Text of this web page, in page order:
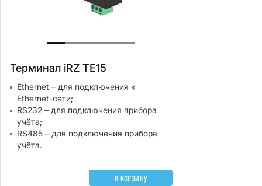
Терминал iRZ TE15
Ethernet – для подключения к
Ethernet-сети;
RS232 – для подключения прибора
учёта;
RS485 – для подключения прибора
учёта.
В КОРЗИНУ